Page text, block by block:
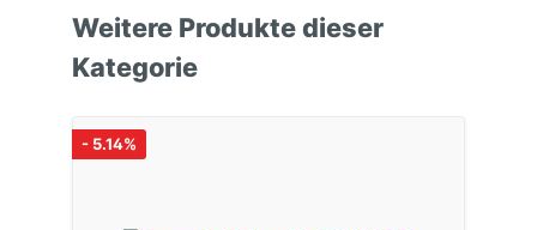
Weitere Produkte dieser
Kategorie
- 5.14%